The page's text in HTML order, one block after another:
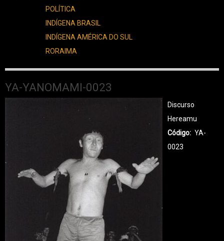
POLÍTICA
INDÍGENA BRASIL
INDÍGENA AMÉRICA DO SUL
RORAIMA
YA-YANOMAMI-0023
Discurso
Hereamu
Código
YA-
0023